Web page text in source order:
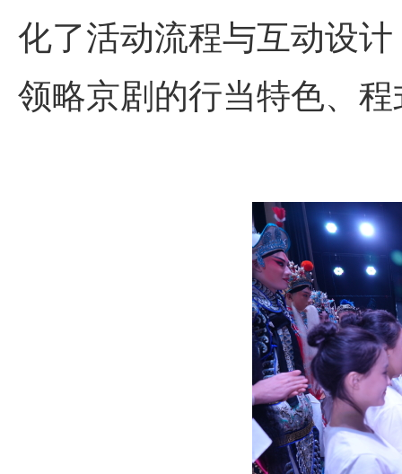
化了活动流程与互动设
领略京剧的行当特色、